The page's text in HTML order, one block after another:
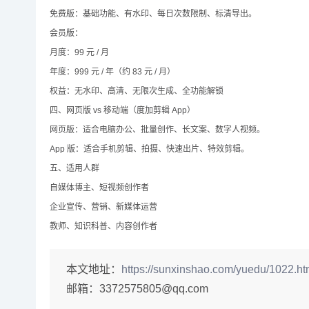
免费版：基础功能、有水印、每日次数限制、标清导出。
会员版：
月度：99 元 / 月
年度：999 元 / 年（约 83 元 / 月）
权益：无水印、高清、无限次生成、全功能解锁
四、网页版 vs 移动端（度加剪辑 App）
网页版：适合电脑办公、批量创作、长文案、数字人视频。
App 版：适合手机剪辑、拍摄、快速出片、特效剪辑。
五、适用人群
自媒体博主、短视频创作者
企业宣传、营销、新媒体运营
教师、知识科普、内容创作者
本文地址：
https://sunxinshao.com/yuedu/
邮箱： 3372575805@qq.com